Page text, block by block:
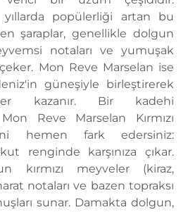
popülerliği artan bu
şaraplar, genellikle dolgun
notaları ve yumuşak
Mon Reve Marselan ise
güneşiyle birleştirerek
kazanır. Bir kadehi
Reve Marselan Kırmızı
hemen fark edersiniz:
renginde karşınıza çıkar.
kırmızı meyveler (kiraz,
notaları ve bazen topraksı
sunar. Damakta dolgun,